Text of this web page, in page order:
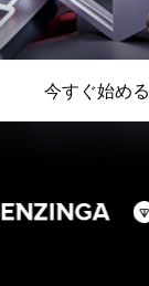
今すぐ始める